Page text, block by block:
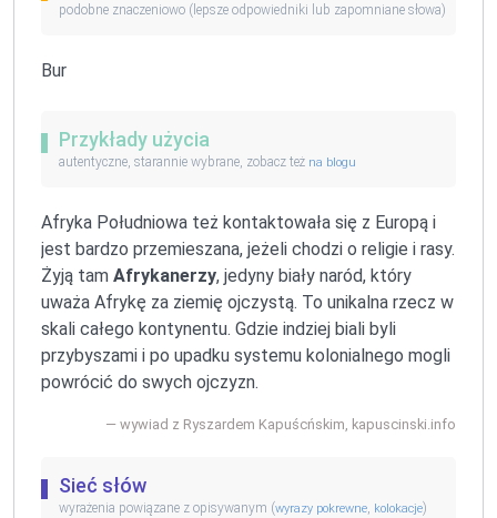
podobne znaczeniowo (lepsze odpowiedniki lub zapomniane słowa)
Bur
Przykłady użycia
autentyczne, starannie wybrane, zobacz też na blogu
Afryka Południowa też kontaktowała się z Europą i
jest bardzo przemieszana, jeżeli chodzi o religie i rasy.
Żyją tam Afrykanerzy, jedyny biały naród, który
uważa Afrykę za ziemię ojczystą. To unikalna rzecz w
skali całego kontynentu. Gdzie indziej biali byli
przybyszami i po upadku systemu kolonialnego mogli
powrócić do swych ojczyzn.
wywiad z Ryszardem Kapuścńskim, kapuscinski.info
Sieć słów
wyrażenia powiązane z opisywanym (wyrazy pokrewne kolokacje)